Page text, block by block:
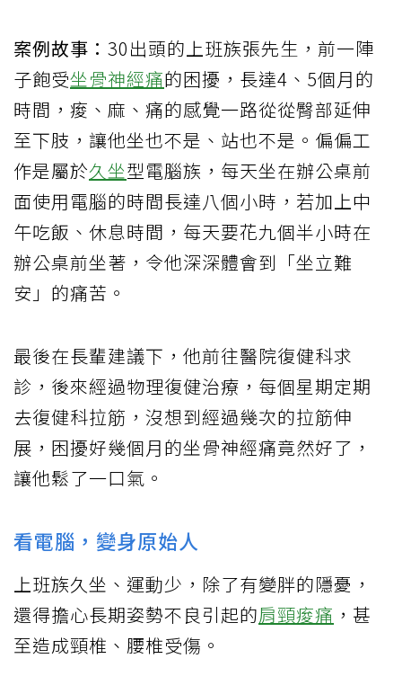
案例故事： 30出頭的上班族張先生，前一陣
子飽受坐骨神經痛的困擾，長達4、5個月的
時間，痠、麻、痛的感覺一路從從臀部延伸
至下肢，讓他坐也不是、站也不是。偏偏工
作是屬於久坐型電腦族，每天坐在辦公桌前
面使用電腦的時間長達八個小時，若加上中
午吃飯、休息時間，每天要花九個半小時在
辦公桌前坐著，令他深深體會到「坐立難
安」的痛苦。
最後在長輩建議下，他前往醫院復健科求
診，後來經過物理復健治療，每個星期定期
去復健科拉筋，沒想到經過幾次的拉筋伸
展，困擾好幾個月的坐骨神經痛竟然好了，
讓他鬆了一口氣。
看電腦，變身原始人
上班族久坐、運動少，除了有變胖的隱憂，
還得擔心長期姿勢不良引起的肩頸痠痛 ，甚
至造成頸椎、腰椎受傷。